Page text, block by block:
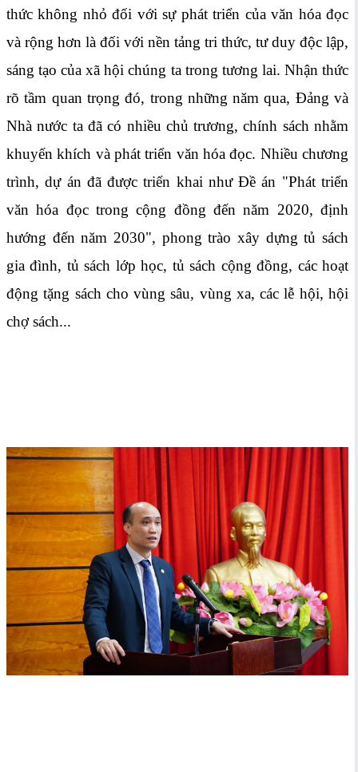
thức không nhỏ đối với sự phát triển của văn hóa đọc
và rộng hơn là đối với nền tảng tri thức, tư duy độc lập,
sáng tạo của xã hội chúng ta trong tương lai. Nhận thức
rõ tầm quan trọng đó, trong những năm qua, Đảng và
Nhà nước ta đã có nhiều chủ trương, chính sách nhằm
khuyến khích và phát triển văn hóa đọc. Nhiều chương
trình, dự án đã được triển khai như Đề án "Phát triển
văn hóa đọc trong cộng đồng đến năm 2020, định
hướng đến năm 2030", phong trào xây dựng tủ sách
gia đình, tủ sách lớp học, tủ sách cộng đồng, các hoạt
động tặng sách cho vùng sâu, vùng xa, các lễ hội, hội
chợ sách...